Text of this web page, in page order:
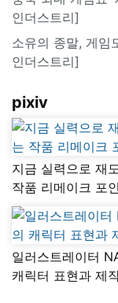
인더스트리]
소유의 종말, 게임
인더스트리]
pixiv
지금 실력으로 재
작품 리메이크 포
일러스트레이터
캐릭터 표현과 제